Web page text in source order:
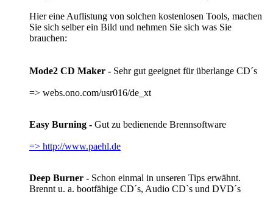
Hier eine Auflistung von solchen kostenlosen Tools, machen
Sie sich selber ein Bild und nehmen Sie sich was Sie
brauchen:
Mode2 CD Maker - Sehr gut geeignet für überlange CD´s
=> webs.ono.com/usr016/de_xt
Easy Burning - Gut zu bedienende Brennsoftware
=> http://www.paehl.de
Deep Burner - Schon einmal in unseren Tips erwähnt.
Brennt u. a. bootfähige CD´s, Audio CD`s und DVD´s